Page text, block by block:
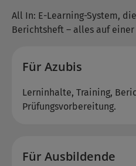
All In: E-Learning-System,
Berichtsheft – alles auf
Für Azubis
Lerninhalte, Training,
Prüfungsvorbereitung.
Für Ausbildende